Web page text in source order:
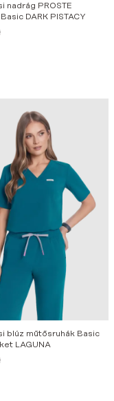
nadrág PROSTE
DARK PISTACY
blúz műtősruhák Basic
LAGUNA